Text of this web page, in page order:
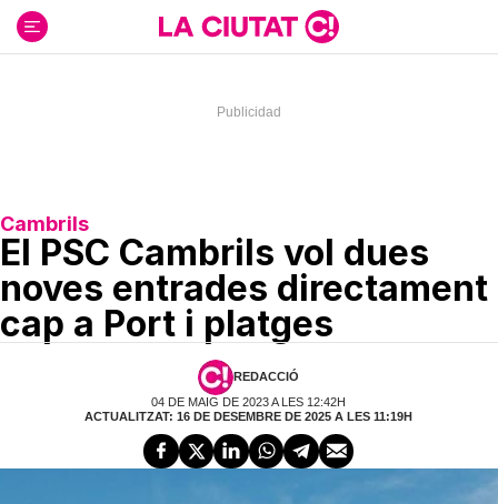
contenido
Cambrils
El PSC Cambrils vol dues
noves entrades directament
cap a Port i platges
REDACCIÓ
04 DE MAIG DE 2023 A LES 12:42H
ACTUALITZAT: 16 DE DESEMBRE DE 2025 A LES 11:19H